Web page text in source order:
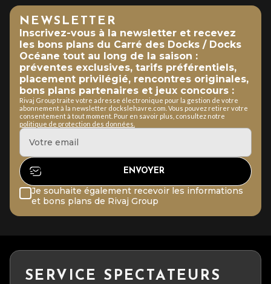
NEWSLETTER
Inscrivez-vous à la newsletter et recevez
les bons plans du Carré des Docks / Docks
Océane tout au long de la saison :
préventes exclusives, tarifs préférentiels,
placement privilégié, rencontres originales,
bons plans partenaires et jeux concours :
Rivaj Group traite votre adresse électronique pour la gestion de votre
abonnement à la newsletter dockslehavre.com. Vous pouvez retirer votre
consentement à tout moment. Pour en savoir plus, consultez notre
politique de protection des données.
Je souhaite également recevoir les informations
et bons plans de Rivaj Group
SERVICE SPECTATEURS